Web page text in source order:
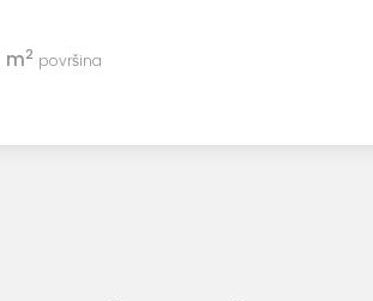
m2 površina